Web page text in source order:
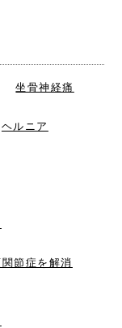
坐骨神経痛
ヘルニア
関節症を解消